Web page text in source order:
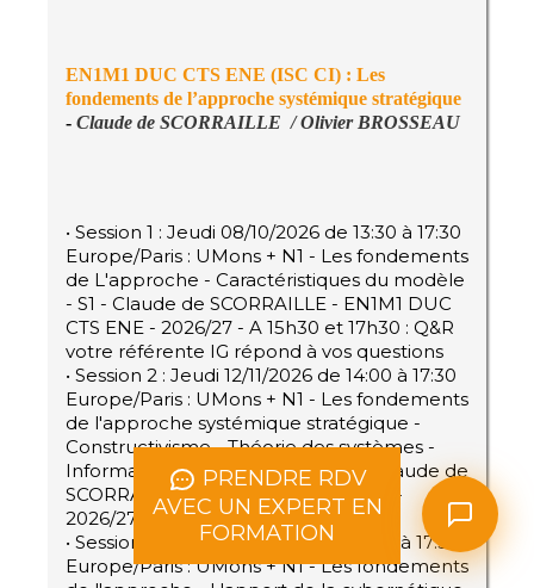
PRENDRE RDV
AVEC UN EXPERT EN
FORMATION
EN1M1 DUC CTS ENE (ISC CI) : Les
fondements de l’approche systémique stratégique
- Claude de SCORRAILLE / Olivier BROSSEAU
• Session 1 : Jeudi 08/10/2026 de 13:30 à 17:30
Europe/Paris : UMons + N1 - Les fondements
de L'approche - Caractéristiques du modèle
- S1 - Claude de SCORRAILLE - EN1M1 DUC
CTS ENE - 2026/27 - A 15h30 et 17h30 : Q&R
votre référente IG répond à vos questions
• Session 2 : Jeudi 12/11/2026 de 14:00 à 17:30
Europe/Paris : UMons + N1 - Les fondements
de l'approche systémique stratégique -
Constructivisme - Théorie des systèmes -
Information et changement - S2 - Claude de
SCORRAILLE - EN1M1 DUC CTS ENE -
2026/27
• Session 3 : Jeudi 26/11/2026 de 14:00 à 17:30
Europe/Paris : UMons + N1 - Les fondements